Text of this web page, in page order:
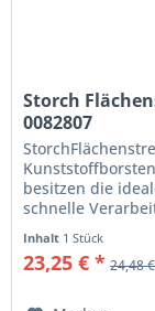
Storch
0082807
besitzen die
schnelle
Inhalt 1 Stück
23,25 € * 24,48